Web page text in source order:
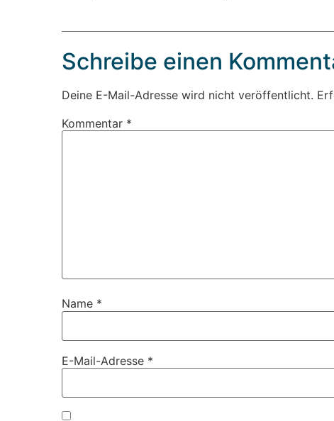
Schreibe einen
Deine E-Mail-Adresse wird nicht veröffentlicht.
Kommentar *
Name *
E-Mail-Adresse *